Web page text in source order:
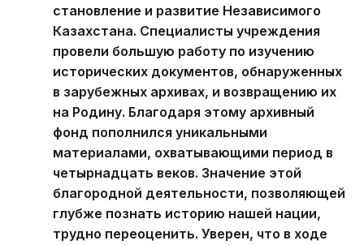
становление и развитие Независимого
Казахстана. Специалисты учреждения
провели большую работу по изучению
исторических документов, обнаруженных
в зарубежных архивах, и возвращению их
на Родину. Благодаря этому архивный
фонд пополнился уникальными
материалами, охватывающими период в
четырнадцать веков. Значение этой
благородной деятельности, позволяющей
глубже познать историю нашей нации,
трудно переоценить. Уверен, что в ходе